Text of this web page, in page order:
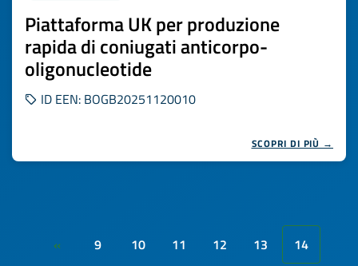
Piattaforma UK per produzione
rapida di coniugati anticorpo-
oligonucleotide
ID EEN: BOGB20251120010
SCOPRI DI PIÙ →
« 9 10 11 12 13
14